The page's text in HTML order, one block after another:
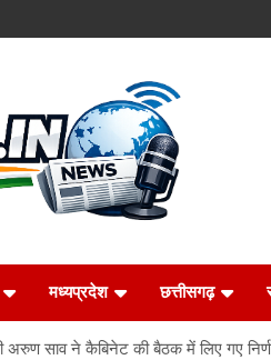
मध्यप्रदेश छत्तीसगढ़
अरुण साव ने कैबिनेट की बैठक में लिए गए